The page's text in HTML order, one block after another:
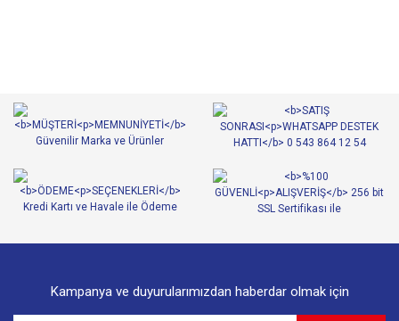
Ürün resmi kalitesiz, bozuk veya görüntülenemiyor.
Ürün açıklamasında eksik bilgiler bulunuyor.
Ürün bilgilerinde hatalar bulunuyor.
Ürün fiyatı diğer sitelerden daha pahalı.
Kampanya ve duyurularımızdan haberdar olmak için